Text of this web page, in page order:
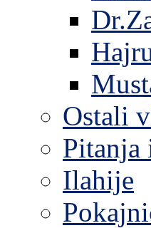
Ostali
Pitanja
Ilahije